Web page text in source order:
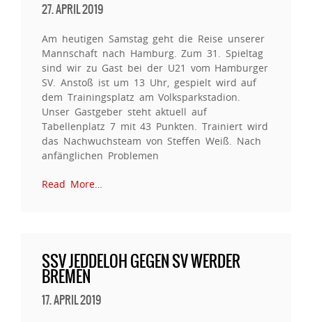
27. APRIL 2019
Am heutigen Samstag geht die Reise unserer
Mannschaft nach Hamburg. Zum 31. Spieltag
sind wir zu Gast bei der U21 vom Hamburger
SV. Anstoß ist um 13 Uhr, gespielt wird auf
dem Trainingsplatz am Volksparkstadion.
Unser Gastgeber steht aktuell auf
Tabellenplatz 7 mit 43 Punkten. Trainiert wird
das Nachwuchsteam von Steffen Weiß. Nach
anfänglichen Problemen
Read More…
SSV JEDDELOH GEGEN SV WERDER
BREMEN
17. APRIL 2019